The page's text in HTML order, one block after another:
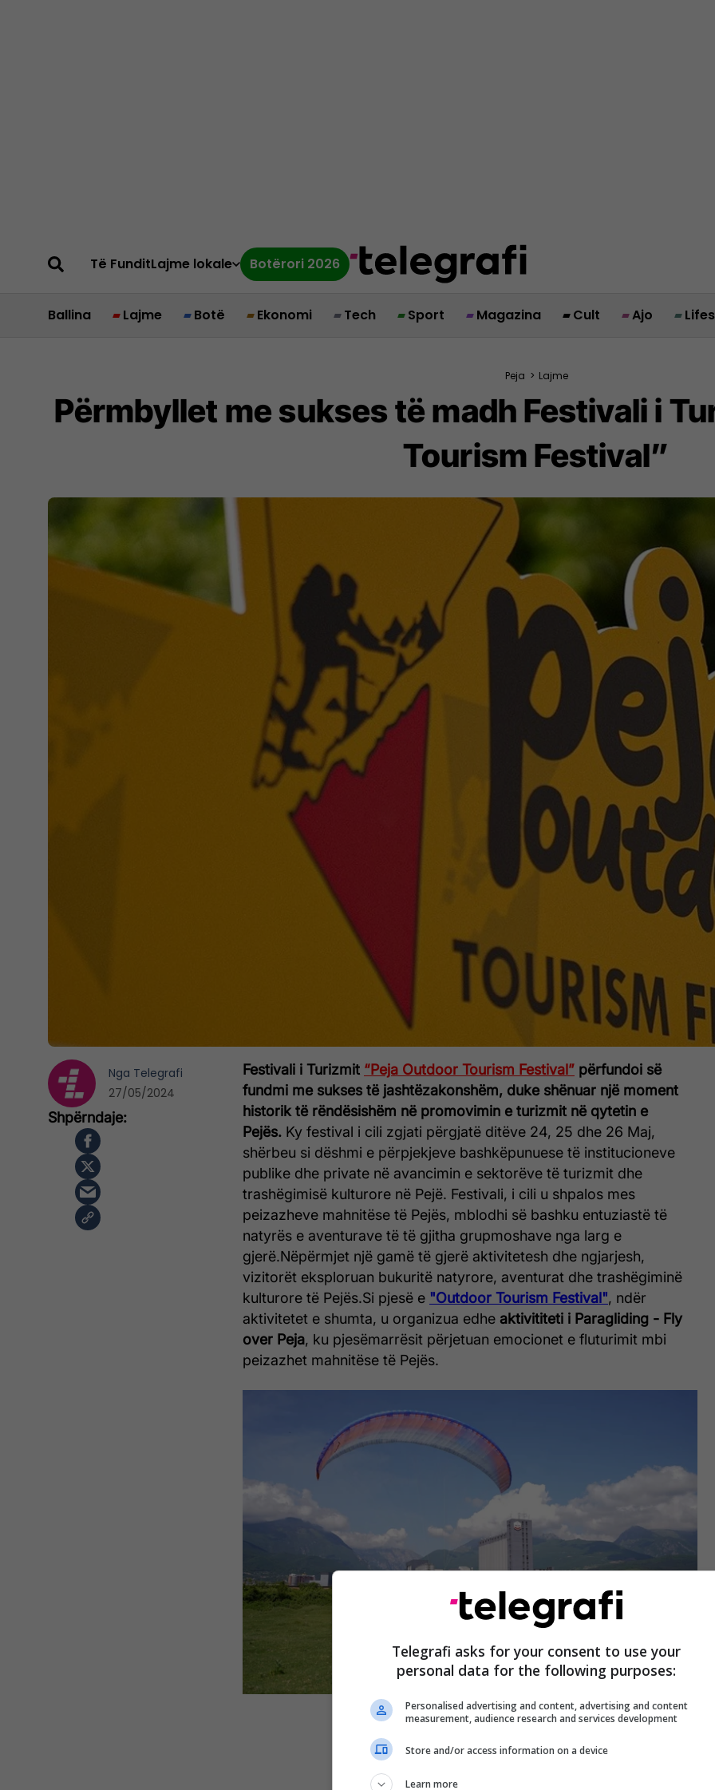
Të FunditLajme lokale Botërori 2026
Ballina Lajme Botë Ekonomi Tech Sport Magazina Cult Ajo
Peja > Lajme
Përmbyllet me sukses të madh Festivali i
Tourism Festival”
Festivali i Turizmit “Peja Outdoor Tourism Festival” përfundoi së
fundmi me sukses të jashtëzakonshëm, duke shënuar një moment
historik të rëndësishëm në promovimin e turizmit në qytetin e
Pejës. Ky festival i cili zgjati përgjatë ditëve 24, 25 dhe 26 Maj,
shërbeu si dëshmi e përpjekjeve bashkëpunuese të institucioneve
publike dhe private në avancimin e sektorëve të turizmit dhe
trashëgimisë kulturore në Pejë. Festivali, i cili u shpalos mes
peizazheve mahnitëse të Pejës, mblodhi së bashku entuziastë të
natyrës e aventurave të të gjitha grupmoshave nga larg e
gjerë.Nëpërmjet një gamë të gjerë aktivitetesh dhe ngjarjesh,
vizitorët eksploruan bukuritë natyrore, aventurat dhe trashëgiminë
kulturore të Pejës.Si pjesë e "Outdoor Tourism Festival", ndër
aktivitetet e shumta, u organizua edhe aktivititeti i Paragliding - Fly
over Peja, ku pjesëmarrësit përjetuan emocionet e fluturimit mbi
peizazhet mahnitëse të Pejës.
Nga Telegrafi
27/05/2024
Telegrafi asks for your consent to use your
personal data for the following purposes:
Personalised advertising and content, advertising and content
measurement, audience research and services development
Store and/or access information on a device
Learn more